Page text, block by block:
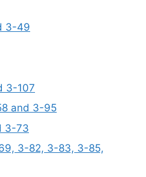
3-49
3-107
and 3-95
3-73
3-82, 3-83, 3-85,